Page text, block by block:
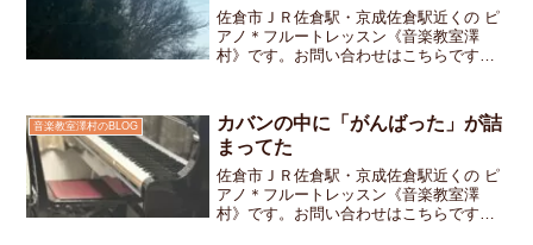
佐倉市ＪＲ佐倉駅・京成佐倉駅近くの ピ
アノ＊フルートレッスン《音楽教室澤
村》です。お問い合わせはこちらです今
ました春になると聞こえてくる「ホ〜ホ
ケキョ」の声でも、この時...
音楽教室澤村のBLOG
カバンの中に「がんばった」が詰
まってた
佐倉市ＪＲ佐倉駅・京成佐倉駅近くの ピ
アノ＊フルートレッスン《音楽教室澤
村》です。お問い合わせはこちらです先